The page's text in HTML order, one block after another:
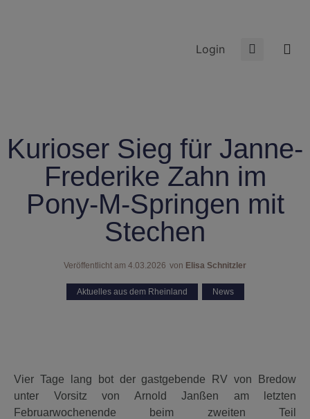
Login
Kurioser Sieg für Janne-
Frederike Zahn im
Pony-M-Springen mit
Stechen
Veröffentlicht am 4.03.2026 von Elisa Schnitzler
Aktuelles aus dem Rheinland News
Vier Tage lang bot der gastgebende RV von Bredow
unter Vorsitz von Arnold Janßen am letzten
Februarwochenende beim zweiten Teil